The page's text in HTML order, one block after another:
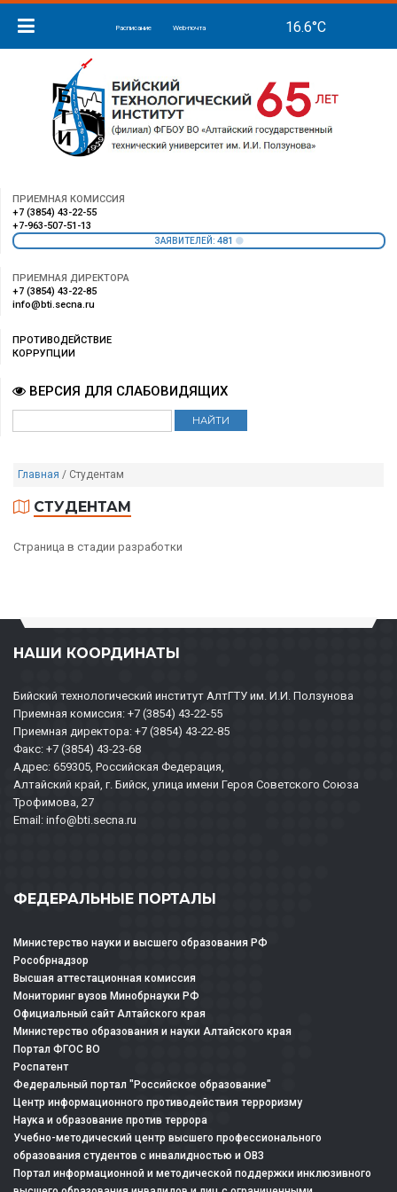
Расписание Web-почта
ПРИЕМНАЯ КОМИССИЯ
+7 (3854) 43-22-55
+7-963-507-51-13
ЗАЯВИТЕЛЕЙ: 481
ПРИЕМНАЯ ДИРЕКТОРА
+7 (3854) 43-22-85
info@bti.secna.ru
ПРОТИВОДЕЙСТВИЕ
КОРРУПЦИИ
ВЕРСИЯ ДЛЯ СЛАБОВИДЯЩИХ
Главная / Студентам
СТУДЕНТАМ
Страница в стадии разработки
НАШИ КООРДИНАТЫ
Бийский технологический институт АлтГТУ им. И.И. Ползунова
Приемная комиссия: +7 (3854) 43-22-55
Приемная директора: +7 (3854) 43-22-85
Факс: +7 (3854) 43-23-68
Адрес: 659305, Российская Федерация,
Алтайский край, г. Бийск, улица имени Героя Советского Союза
Трофимова, 27
Email: info@bti.secna.ru
ФЕДЕРАЛЬНЫЕ ПОРТАЛЫ
Министерство науки и высшего образования РФ
Рособрнадзор
Высшая аттестационная комиссия
Мониторинг вузов Минобрнауки РФ
Официальный сайт Алтайского края
Министерство образования и науки Алтайского края
Портал ФГОС ВО
Роспатент
Федеральный портал "Российское образование"
Центр информационного противодействия терроризму
Наука и образование против террора
Учебно-методический центр высшего профессионального
образования студентов с инвалидностью и ОВЗ
Портал информационной и методической поддержки инклюзивного